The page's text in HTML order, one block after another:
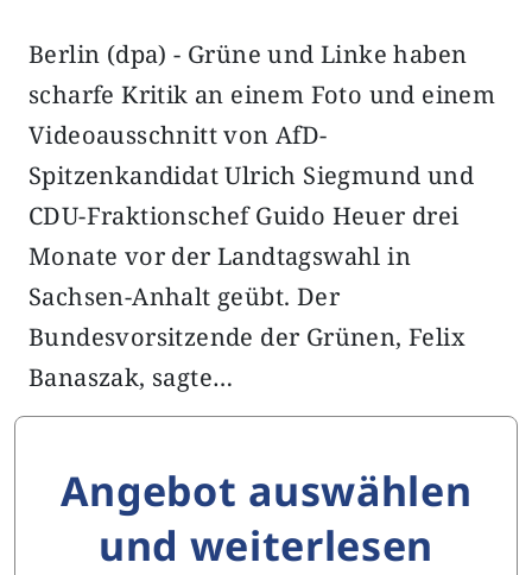
Berlin (dpa) - Grüne und Linke haben
scharfe Kritik an einem Foto und einem
Videoausschnitt von AfD-
Spitzenkandidat Ulrich Siegmund und
CDU-Fraktionschef Guido Heuer drei
Monate vor der Landtagswahl in
Sachsen-Anhalt geübt. Der
Bundesvorsitzende der Grünen, Felix
Banaszak, sagte…
Angebot auswählen
und weiterlesen